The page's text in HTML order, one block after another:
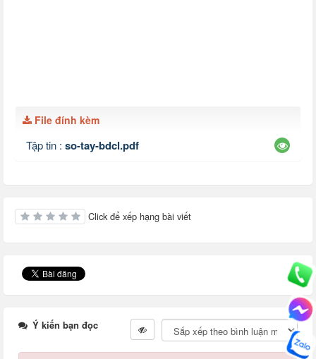
File đính kèm
Tập tin : so-tay-bdcl.pdf
Click để xếp hạng bài viết
Ý kiến bạn đọc